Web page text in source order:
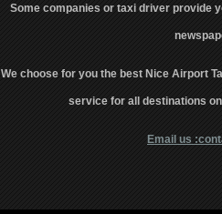
Some companies or taxi driver provide
We choose for you the best Nice Airport
service for all destinations
Email us